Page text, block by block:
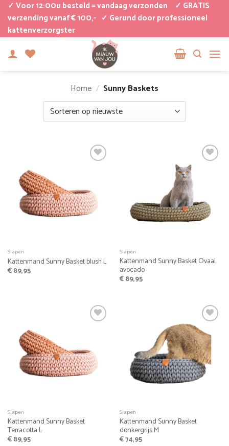
naar
inhoud
✓ Voor 12:00u besteld = vandaag verzonden
✓ GRATIS
verzending vanaf € 100,- ✓ Gerund door professioneel
kattenverzorgster
Home / Sunny Baskets
Slapen
Kattenmand Sunny Basket blush L
€89,95
Slapen
Kattenmand Sunny Basket Ovaal
avocado
€89,95
Slapen
Kattenmand Sunny Basket
Terracotta L
€89,95
Favoriet
Slapen
Kattenmand Sunny Basket
donkergrijs M
€74,95